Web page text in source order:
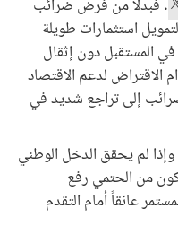
. فبدلاً من فرض ضرائب
استثمارات طويلة
المستقبل دون إثقال
الاقتراض لدعم الاقتصاد
إلى تراجع شديد في
وإذا لم يحقق الدخل الوطني
من الحتمي رفع
عائقاً أمام التقدم